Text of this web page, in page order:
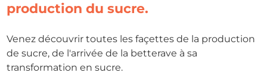
production du sucre.
Venez découvrir toutes les façettes de la production
de sucre, de l'arrivée de la betterave à sa
transformation en sucre.